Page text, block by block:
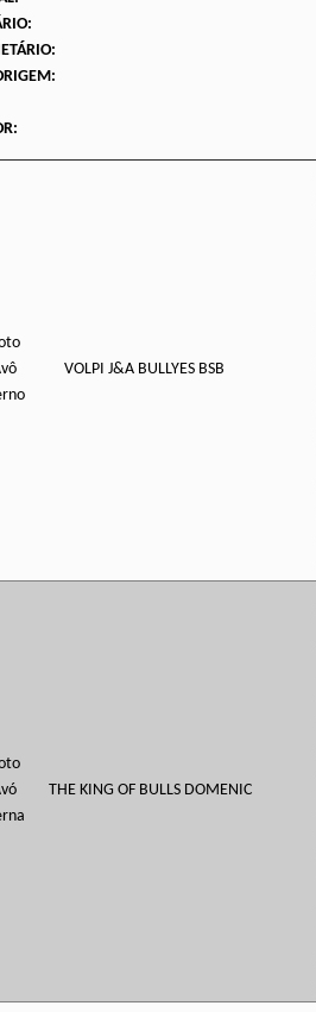
VOLPI J&A BULLYES BSB
THE KING OF BULLS DOMENIC